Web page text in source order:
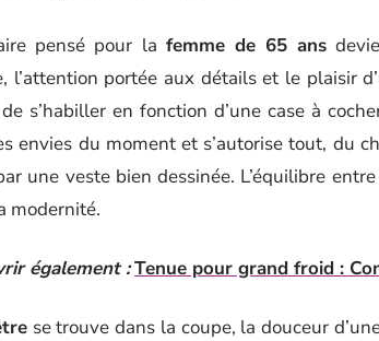
pensé pour la femme de 65 ans
l’attention portée aux détails et le plaisir
s’habiller en fonction d’une case à
envies du moment et s’autorise tout, du
une veste bien dessinée. L’équilibre
modernité.
également :Tenue pour grand froid :
se trouve dans la coupe, la douceur